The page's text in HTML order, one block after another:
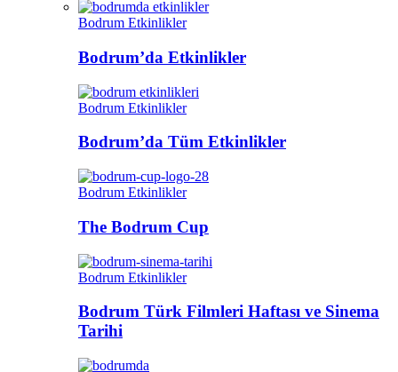
Bodrum Etkinlikler
Bodrum’da Etkinlikler
Bodrum Etkinlikler
Bodrum’da Tüm Etkinlikler
Bodrum Etkinlikler
The Bodrum Cup
Bodrum Etkinlikler
Bodrum Türk Filmleri Haftası ve Sinema
Tarihi